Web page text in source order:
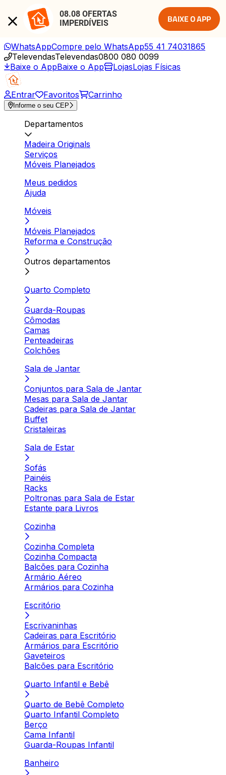
08.08 OFERTAS
IMPERDÍVEIS
BAIXE O APP
WhatsAppCompre pelo WhatsApp55 41 74031865
TelevendasTelevendas0800 080 0099
Baixe o AppBaixe o App LojasLojas Físicas
Entrar Favoritos Carrinho
Informe o seu CEP
Departamentos
Madeira Originals
Serviços
Móveis Planejados
Meus pedidos
Ajuda
Móveis
Móveis Planejados
Reforma e Construção
Outros departamentos
Quarto Completo
Guarda-Roupas
Cômodas
Camas
Penteadeiras
Colchões
Sala de Jantar
Conjuntos para Sala de Jantar
Mesas para Sala de Jantar
Cadeiras para Sala de Jantar
Buffet
Cristaleiras
Sala de Estar
Sofás
Painéis
Racks
Poltronas para Sala de Estar
Estante para Livros
Cozinha
Cozinha Completa
Cozinha Compacta
Balcões para Cozinha
Armário Aéreo
Armários para Cozinha
Escritório
Escrivaninhas
Cadeiras para Escritório
Armários para Escritório
Gaveteiros
Balcões para Escritório
Quarto Infantil e Bebê
Quarto de Bebê Completo
Quarto Infantil Completo
Berço
Cama Infantil
Guarda-Roupas Infantil
Banheiro